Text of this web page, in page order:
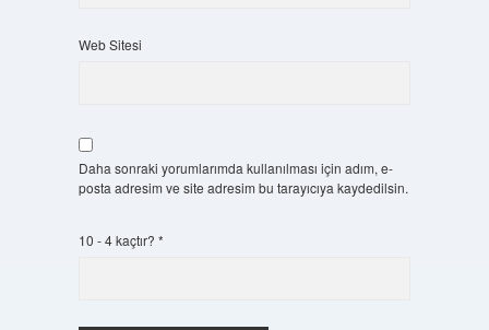
Web Sitesi
Daha sonraki yorumlarımda kullanılması için adım, e-
posta adresim ve site adresim bu tarayıcıya kaydedilsin.
10 - 4 kaçtır? *